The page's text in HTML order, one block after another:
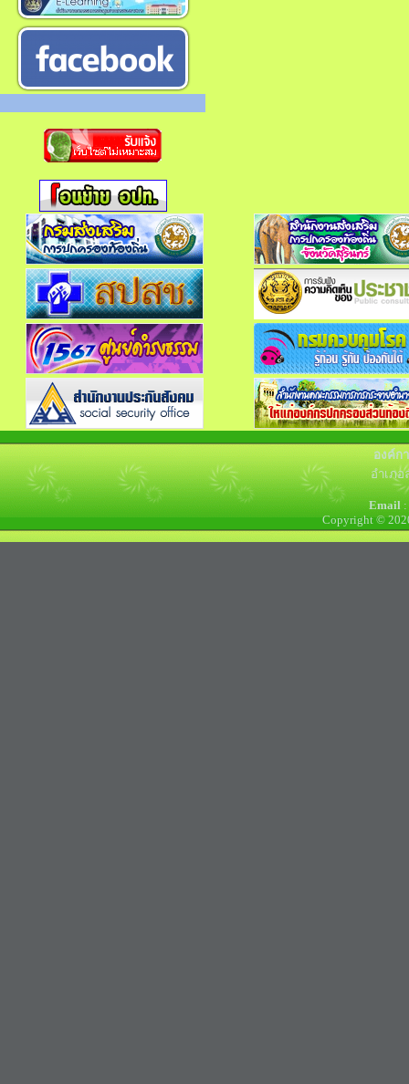
องค์ก
อำเภ
Email
Copyright ©